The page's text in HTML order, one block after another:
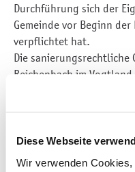
Diese Webseite
Wir verwenden
Durchführung sich der
Gemeinde vor Beginn
verpflichtet hat.
Die sanierungsrechtliche
Reichenbach im
alle anderen für das
den geplanten und zu
Baumaßnahmen